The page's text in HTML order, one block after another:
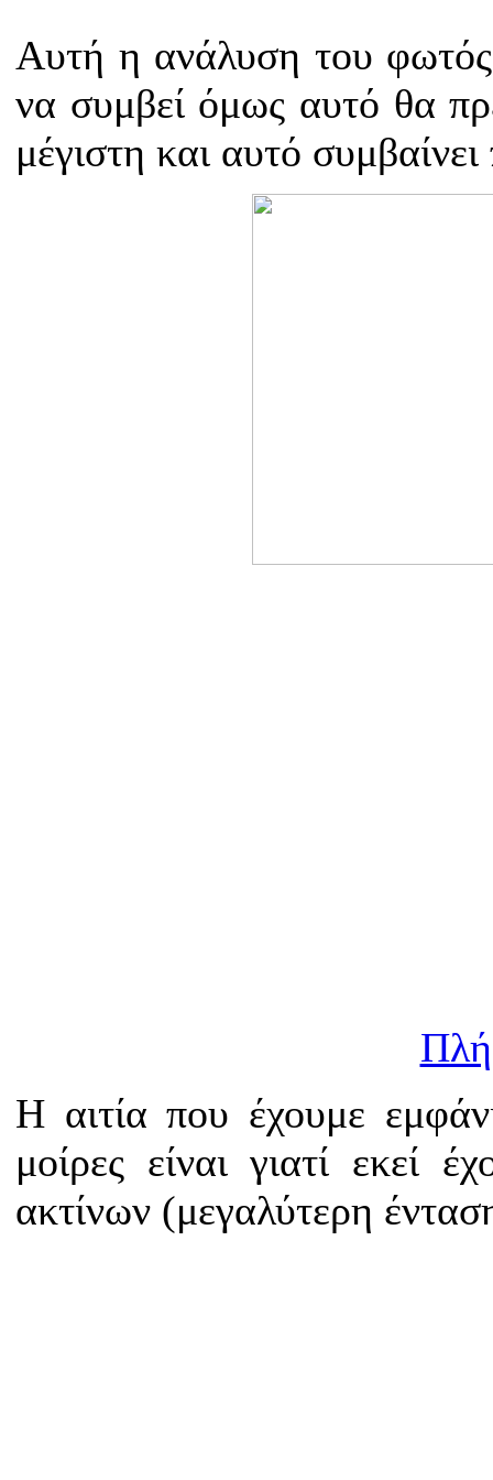
Αυτή η ανάλυση του φωτός
να συμβεί όμως αυτό θα
μέγιστη και αυτό
Η αιτία που έχουμε
μοίρες είναι γιατί εκεί
ακτίνων (μεγαλύτερη